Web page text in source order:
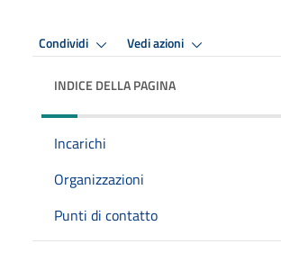
Condividi Vedi azioni
INDICE DELLA PAGINA
Incarichi
Organizzazioni
Punti di contatto